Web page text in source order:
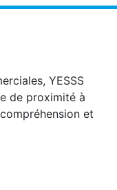
YESSS
de proximité à
et